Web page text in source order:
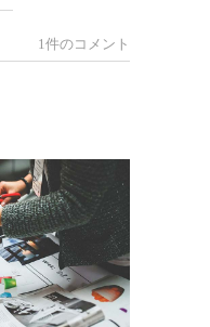
1件のコメント